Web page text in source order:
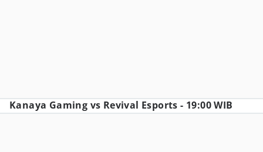
Kanaya Gaming vs Revival Esports - 19:00 WIB